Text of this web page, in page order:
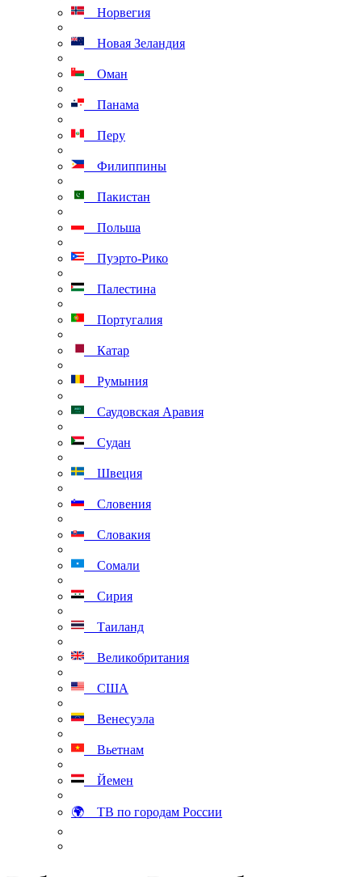
Норвегия
Новая Зеландия
Оман
Панама
Перу
Филиппины
Пакистан
Польша
Пуэрто-Рико
Палестина
Португалия
Катар
Румыния
Саудовская Аравия
Судан
Швеция
Словения
Словакия
Сомали
Сирия
Таиланд
Великобритания
США
Венесуэла
Вьетнам
Йемен
🌍 ТВ по городам России